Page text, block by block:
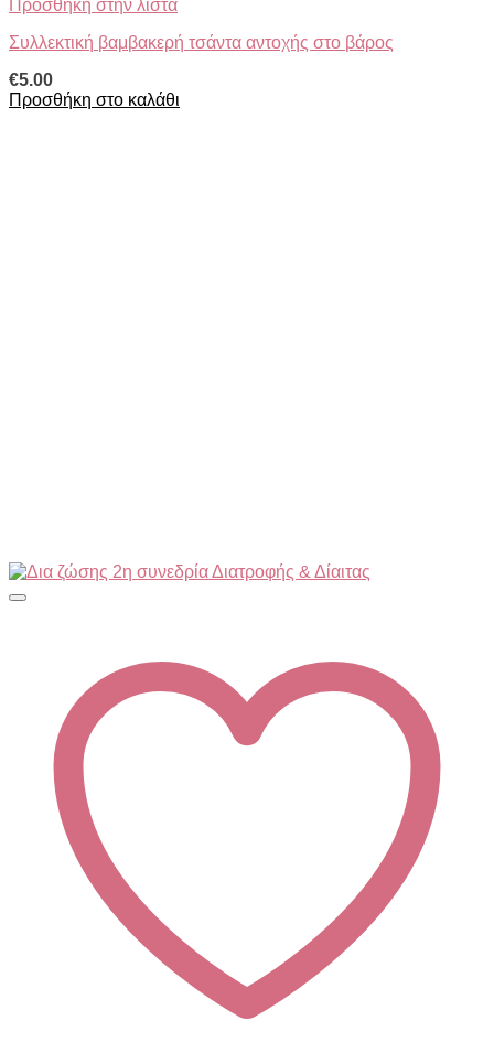
Προσθήκη στην λίστα
Συλλεκτική βαμβακερή τσάντα αντοχής στο βάρος
€5.00
Προσθήκη στο καλάθι